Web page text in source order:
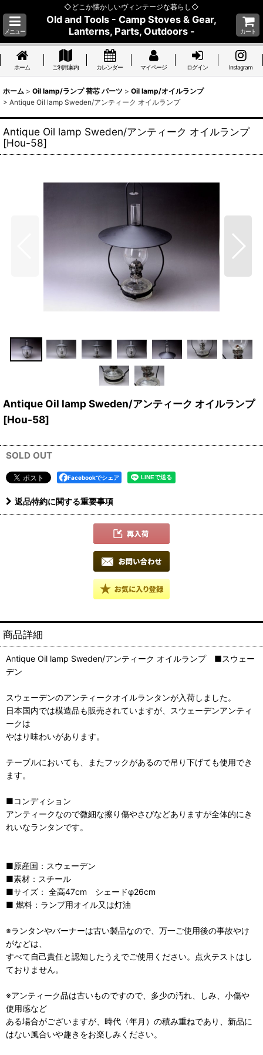
◇どこか懐かしいヴィンテージな暮らし◇
メニュー
Old and Tools - Camp Stoves & Gear,
Lanterns, Parts, Outdoors -
カート
ホーム ご利用案内 カレンダー マイページ ログイン Instagram
ホーム > Oil lamp/ランプ 替芯 パーツ > Oil lamp/オイルランプ
> Antique Oil lamp Sweden/アンティーク オイルランプ
Antique Oil lamp Sweden/アンティーク オイルランプ
[Hou-58]
Antique Oil lamp Sweden/アンティーク オイルランプ
[Hou-58]
SOLD OUT
Facebookでシェア
返品特約に関する重要事項
商品詳細
Antique Oil lamp Sweden/アンティーク オイルランプ ■スウェー
デン
スウェーデンのアンティークオイルランタンが入荷しました。
日本国内では模造品も販売されていますが、スウェーデンアンティ
ークは
やはり味わいがあります。
テーブルにおいても、またフックがあるので吊り下げても使用でき
ます。
■コンディション
アンティークなので微細な擦り傷やさびなどありますが全体的にき
れいなランタンです。
■原産国：スウェーデン
■素材：スチール
■サイズ： 全高47cm シェードφ26cm
■ 燃料：ランプ用オイル又は灯油
※ランタンやバーナーは古い製品なので、万一ご使用後の事故やけ
がなどは、
すべて自己責任と認知したうえでご使用ください。点火テストはし
ておりません。
※アンティーク品は古いものですので、多少の汚れ、しみ、小傷や
使用感など
ある場合がございますが、時代〈年月）の積み重ねであり、新品に
はない風合いや趣きをお楽しみください。